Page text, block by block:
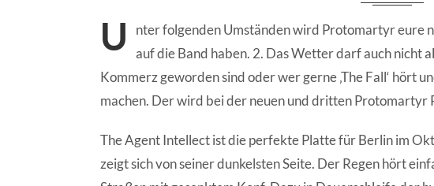
U
nter folgenden Umständen wird Protomartyr eure
auf die Band haben. 2. Das Wetter darf auch nicht
Kommerz geworden sind oder wer gerne ‚The Fall‘ hört
machen. Der wird bei der neuen und dritten Protomartyr
The Agent Intellect ist die perfekte Platte für Berlin im
zeigt sich von seiner dunkelsten Seite. Der Regen hört